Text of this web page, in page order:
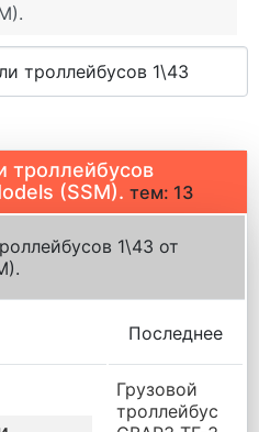
(SSM). тем: 13
1\43 от
Последнее
Грузовой
троллейбус